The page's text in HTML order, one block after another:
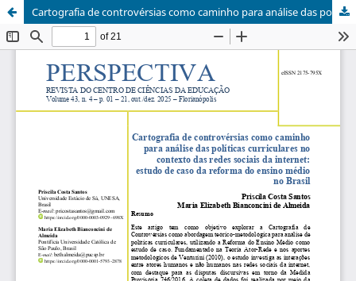
Cartografia de controvérsias como caminho para análise das políticas curriculares no contexto das redes sociais da internet: estudo de caso da reforma do ensino médio no Brasil